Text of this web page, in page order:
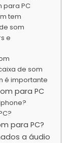
para PC
tem
som
e
de som
é importante
para PC
para PC?
a áudio